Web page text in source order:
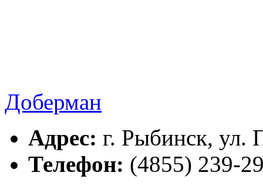
Доберман
Адрес: г. Рыбинск, ул.
Телефон: (4855) 239-